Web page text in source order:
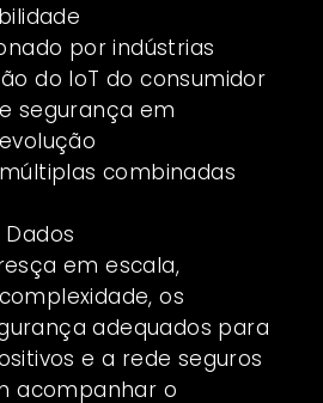
por indústrias
do IoT do consumidor
segurança em
combinadas
em escala,
os
adequados para
e a rede seguros
acompanhar o